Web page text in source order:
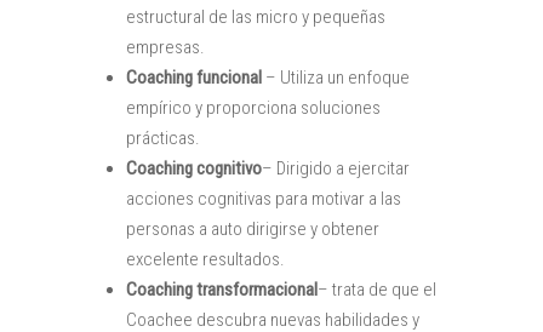
estructural de las micro y pequeñas
empresas.
Coaching funcional – Utiliza un enfoque
empírico y proporciona soluciones
prácticas.
Coaching cognitivo– Dirigido a ejercitar
acciones cognitivas para motivar a las
personas a auto dirigirse y obtener
excelente resultados.
Coaching transformacional– trata de que el
Coachee descubra nuevas habilidades y